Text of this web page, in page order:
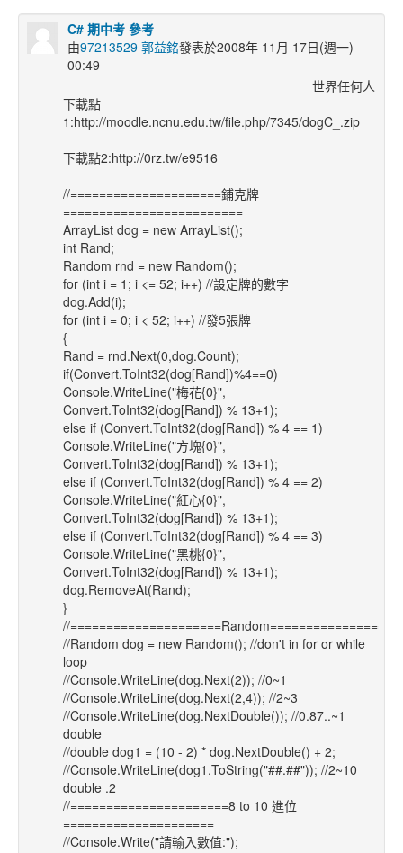
C# 期中考 參考
由97213529 郭益銘發表於2008年 11月 17日(週一)
00:49
世界任何人
下載點
1:http://moodle.ncnu.edu.tw/file.php/7345/dogC_.zip
下載點2:http://0rz.tw/e9516
//=====================鋪克牌
=========================
ArrayList dog = new ArrayList();
int Rand;
Random rnd = new Random();
for (int i = 1; i <= 52; i++) //設定牌的數字
dog.Add(i);
for (int i = 0; i < 52; i++) //發5張牌
{
Rand = rnd.Next(0,dog.Count);
if(Convert.ToInt32(dog[Rand])%4==0)
Console.WriteLine("梅花{0}",
Convert.ToInt32(dog[Rand]) % 13+1);
else if (Convert.ToInt32(dog[Rand]) % 4 == 1)
Console.WriteLine("方塊{0}",
Convert.ToInt32(dog[Rand]) % 13+1);
else if (Convert.ToInt32(dog[Rand]) % 4 == 2)
Console.WriteLine("紅心{0}",
Convert.ToInt32(dog[Rand]) % 13+1);
else if (Convert.ToInt32(dog[Rand]) % 4 == 3)
Console.WriteLine("黑桃{0}",
Convert.ToInt32(dog[Rand]) % 13+1);
dog.RemoveAt(Rand);
}
//
//Random dog = new Random(); //don't in for or while
loop
//Console.WriteLine(dog.Next(2)); //0~1
//Console.WriteLine(dog.Next(2,4)); //2~3
//Console.WriteLine(dog.NextDouble()); //0.87..~1
double
//double dog1 = (10 - 2) * dog.NextDouble() + 2;
//Console.WriteLine(dog1.ToString("##.##")); //2~10
double .2
//======================8 to 10 進位
=====================
//Console.Write("請輸入數值:");